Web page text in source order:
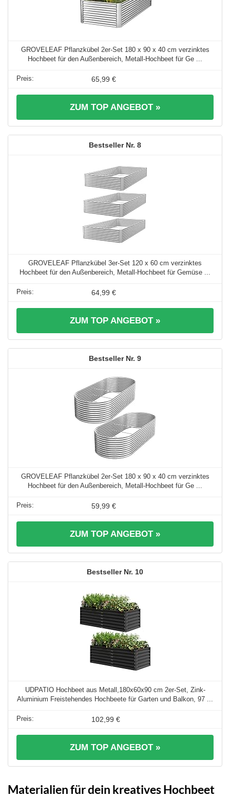
GROVELEAF Pflanzkübel 2er-Set 180 x 90 x 40 cm verzinktes
Hochbeet für den Außenbereich, Metall-Hochbeet für Ge ...
65,99 €
ZUM TOP ANGEBOT »
8
GROVELEAF Pflanzkübel 3er-Set 120 x 60 cm verzinktes
Hochbeet für den Außenbereich, Metall-Hochbeet für Gemüse ...
64,99 €
ZUM TOP ANGEBOT »
9
GROVELEAF Pflanzkübel 2er-Set 180 x 90 x 40 cm verzinktes
Hochbeet für den Außenbereich, Metall-Hochbeet für Ge ...
59,99 €
ZUM TOP ANGEBOT »
10
UDPATIO Hochbeet aus Metall,180x60x90 cm 2er-Set, Zink-
Aluminium Freistehendes Hochbeete für Garten und Balkon, 97 ...
102,99 €
ZUM TOP ANGEBOT »
Materialien für dein kreatives Hochbeet